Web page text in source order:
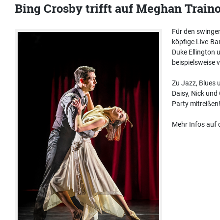
Bing Crosby trifft auf Meghan
Für den
köpfige Live-
Duke Ellington
beispielsweise
Zu Jazz, Blues
Daisy, Nick
Party mitreißen!
Mehr Infos auf